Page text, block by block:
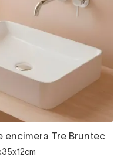
encimera Tre Bruntec